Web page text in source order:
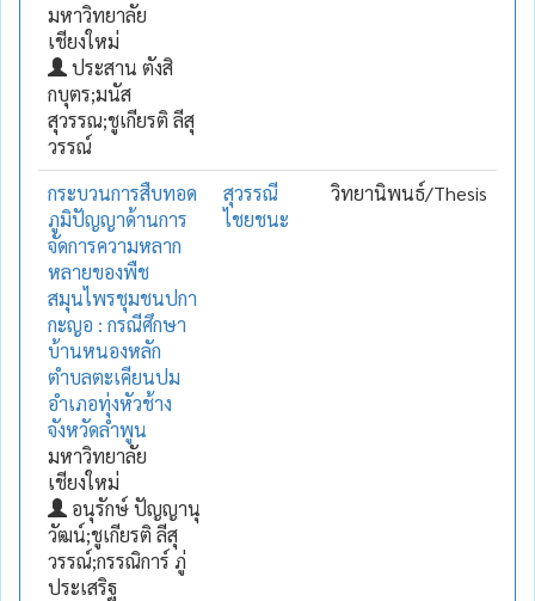
มหาวิทยาลัย
เชียงใหม่
ประสาน ตังสิ
กบุตร;มนัส
สุวรรณ;ชูเกียรติ ลีสุ
วรรณ์
กระบวนการสืบทอด
ภูมิปัญญาด้านการ
จัดการความหลาก
หลายของพืช
สมุนไพรชุมชนปกา
กะญอ : กรณีศึกษา
บ้านหนองหลัก
ตำบลตะเคียนปม
อำเภอทุ่งหัวช้าง
จังหวัดลำพูน
มหาวิทยาลัย
เชียงใหม่
อนุรักษ์ ปัญญานุ
วัฒน์;ชูเกียรติ ลีสุ
วรรณ์;กรรณิการ์ ภู่
ประเสริฐ
สุวรรณี
ไชยชนะ
วิทยานิพนธ์/Thesis